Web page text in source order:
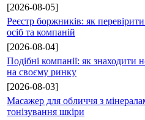
[2026-08-05]
Реєстр боржників: як
осіб та компаній
[2026-08-04]
Подібні компанії: як знаходити
на своєму ринку
[2026-08-03]
Масажер для обличчя з
тонізування шкіри